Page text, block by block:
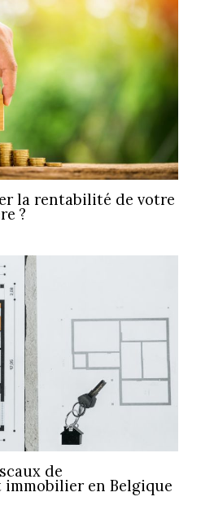
la rentabilité de votre
?
de
immobilier en Belgique